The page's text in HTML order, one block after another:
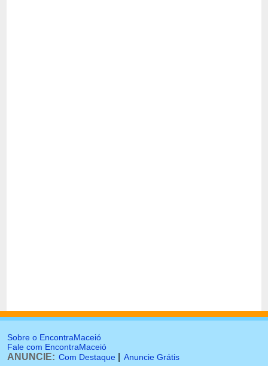
Sobre o EncontraMaceió
Fale com EncontraMaceió
ANUNCIE: Com Destaque Anuncie Grátis